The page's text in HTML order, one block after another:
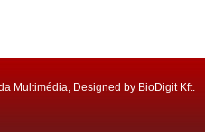
Multimédia, Designed by BioDigit Kft.